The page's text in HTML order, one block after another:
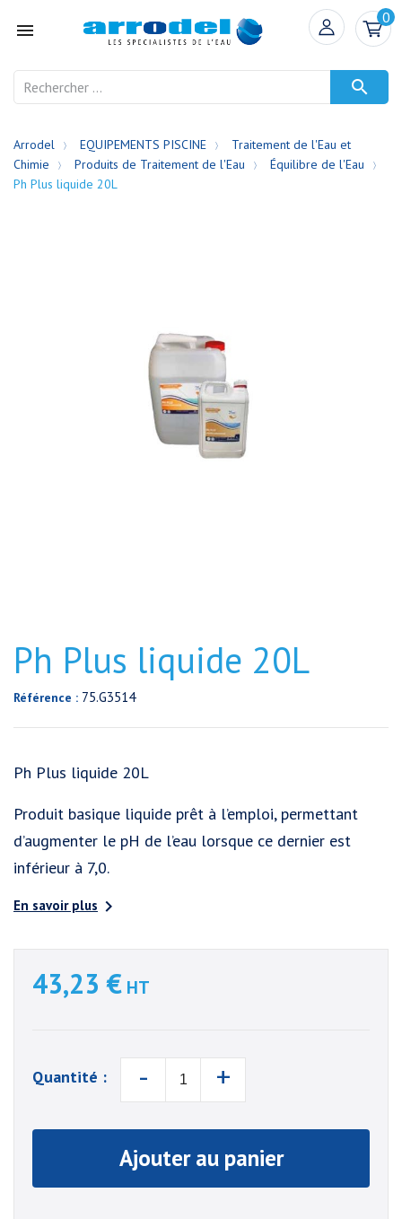

0

Arrodel EQUIPEMENTS PISCINE
Traitement de l'Eau et
Chimie
Produits de Traitement de l'Eau
Équilibre de l'Eau
Ph Plus liquide 20L
Ph Plus liquide 20L
Référence : 75.G3514
Ph Plus liquide 20L
Produit basique liquide prêt à l’emploi, permettant
d’augmenter le pH de l’eau lorsque ce dernier est
inférieur à 7,0.
En savoir plus 
43,23 € HT
Quantité : - +
Ajouter au panier